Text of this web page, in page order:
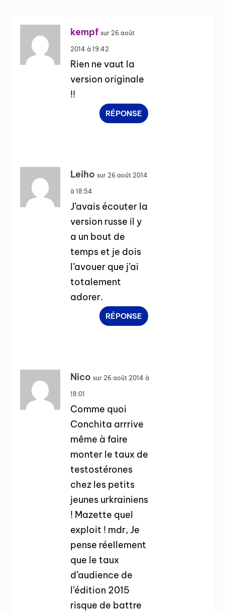
kempf sur 26 août
2014 à 19:42
Rien ne vaut la
version originale
!!
RÉPONSE
Leiho sur 26 août 2014
à 18:54
J’avais écouter la
version russe il y
a un bout de
temps et je dois
l’avouer que j’ai
totalement
adorer.
RÉPONSE
Nico sur 26 août 2014 à
18:01
Comme quoi
Conchita arrrive
même à faire
monter le taux de
testostérones
chez les petits
jeunes urkrainiens
! Mazette quel
exploit ! mdr, Je
pense réellement
que le taux
d’audience de
l’édition 2015
risque de battre